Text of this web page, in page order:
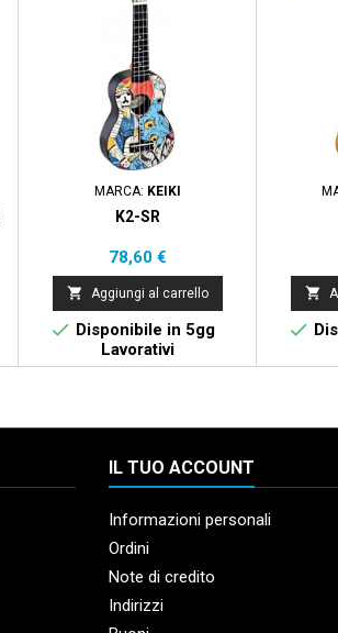
MARCA: KEIKI
K2-SR
Prezzo
78,60 €
 Aggiungi al carrello
 Disponibile in 5gg
Lavorativi


IL TUO ACCOUNT
Informazioni personali
Ordini
Note di credito
Indirizzi